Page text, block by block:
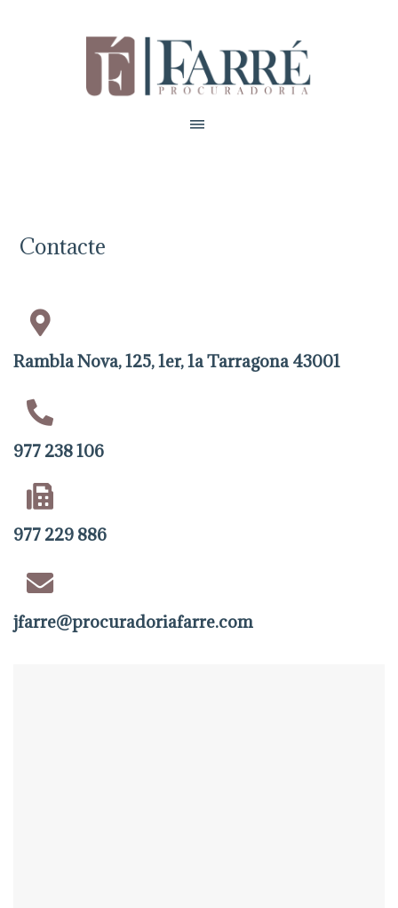
Contacte
Rambla Nova, 125, 1er, 1a Tarragona 43001
977 238 106
977 229 886
jfarre@procuradoriafarre.com